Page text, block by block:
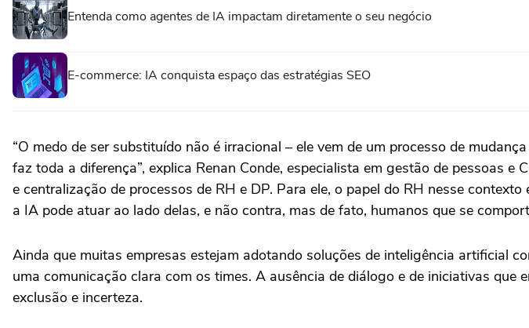
Entenda como agentes de IA impactam diretamente o seu negócio
E-commerce: IA conquista espaço das estratégias SEO
“O medo de ser substituído não é irracional – ele vem de um processo de
faz toda a diferença”, explica Renan Conde, especialista em gestão de pessoas
e centralização de processos de RH e DP. Para ele, o papel do RH nesse
a IA pode atuar ao lado delas, e não contra, mas de fato, humanos que se
Ainda que muitas empresas estejam adotando soluções de inteligência artificial
uma comunicação clara com os times. A ausência de diálogo e de iniciativas
exclusão e incerteza.